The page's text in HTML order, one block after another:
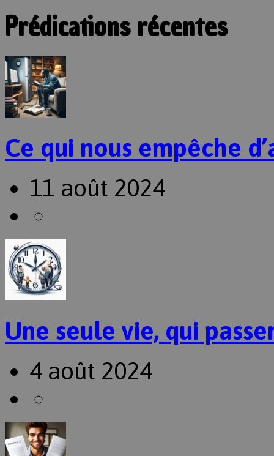
Prédications récentes
Ce qui nous empêche
11 août 2024
Une seule vie, qui
4 août 2024